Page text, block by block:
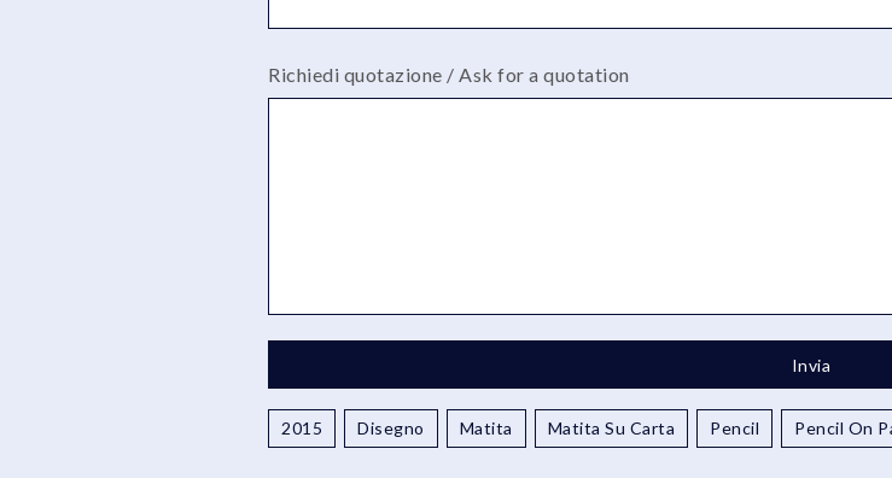
Richiedi quotazione / Ask for a quotation
2015 Disegno Matita Matita Su Carta Pencil Pencil On